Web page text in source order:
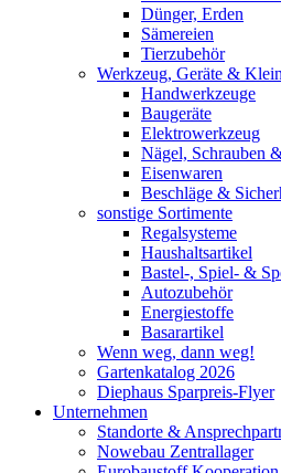
Dünger, Erden
Sämereien
Tierzubehör
Werkzeug, Geräte &
Handwerkzeuge
Baugeräte
Elektrowerkzeug
Nägel, Schrauben
Eisenwaren
Beschläge &
sonstige Sortimente
Regalsysteme
Haushaltsartikel
Bastel-, Spiel- &
Autozubehör
Energiestoffe
Basarartikel
Wenn weg, dann weg!
Gartenkatalog 2026
Diephaus Sparpreis-Flyer
Unternehmen
Standorte &
Nowebau Zentrallager